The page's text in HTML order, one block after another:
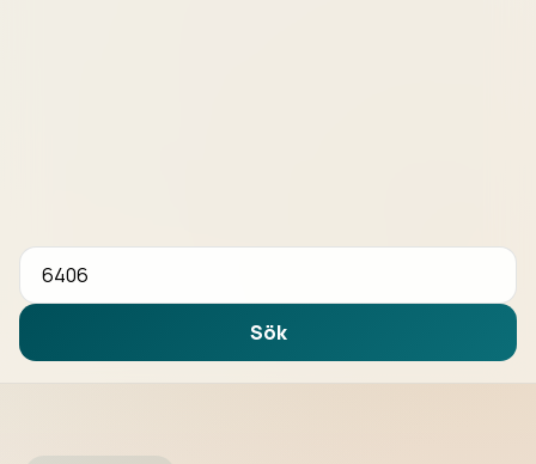
Sök bank eller clearingnummer
Sök